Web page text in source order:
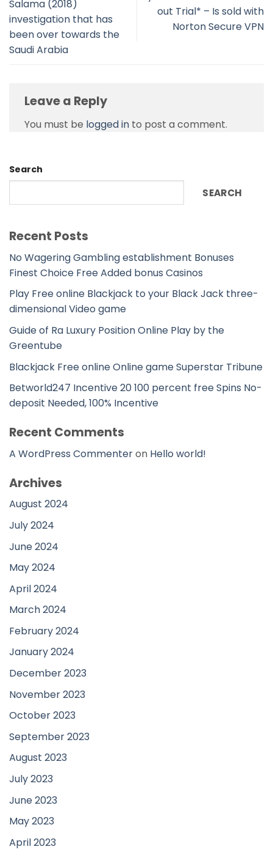
Salama (2018)
investigation that has
been over towards the
Saudi Arabia
out Trial* – Is sold with
Norton Secure VPN
Leave a Reply
You must be logged in to post a comment.
Search
SEARCH
Recent Posts
No Wagering Gambling establishment Bonuses
Finest Choice Free Added bonus Casinos
Play Free online Blackjack to your Black Jack three-
dimensional Video game
Guide of Ra Luxury Position Online Play by the
Greentube
Blackjack Free online Online game Superstar Tribune
Betworld247 Incentive 20 100 percent free Spins No-
deposit Needed, 100% Incentive
Recent Comments
A WordPress Commenteron Hello world!
Archives
August 2024
July 2024
June 2024
May 2024
April 2024
March 2024
February 2024
January 2024
December 2023
November 2023
October 2023
September 2023
August 2023
July 2023
June 2023
May 2023
April 2023